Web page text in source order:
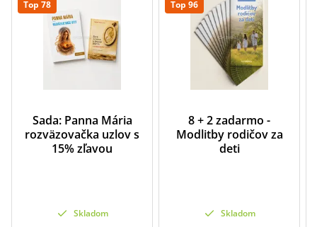
Top 78
Sada: Panna Mária
rozväzovačka uzlov s
15% zľavou
Skladom
Top 96
8 + 2 zadarmo -
Modlitby rodičov za
deti
Skladom